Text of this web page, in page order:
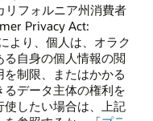
リフォルニア州消費者
Privacy Act:
より、個人は、オラク
自身の個人情報の閲
制限、またはかかる
データ主体の権利を
したい場合は、上記